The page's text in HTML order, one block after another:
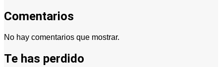
Comentarios
No hay comentarios que mostrar.
Te has perdido